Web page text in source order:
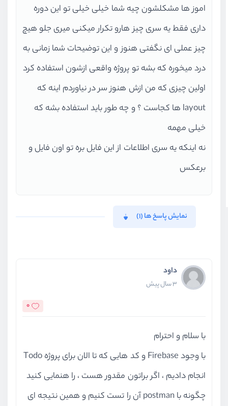
اموز ها مشکلشون چیه شما خیلی خیلی تو این دوره
داری فقط یه سری چیز هارو تکرار میکنی میری جلو هیچ
چیز عملی ای نگفتی هنوز و این توضیحات شما زمانی به
درد میخوره که بشه تو پروژه واقعی ازشون استفاده کرد
اولین چیزی که من ازش هنوز سر در نیاوردم اینه که
layout ها کجاست ؟ و چه طور باید استفاده بشه که
خیلی مهمه
نه اینکه یه سری اطلاعات از این فایل بره تو اون فایل و
برعکس
نمایش پاسخ ها (1)
داود
3 سال پیش
0
با سلام و احترام
با وجود Firebase و کد هایی که تا الان برای پروژه Todo
انجام دادیم ، اگر براتون مقدور هست ، را هنمایی کنید
چگونه با postman آن را تست کنیم و همین نتیجه ای